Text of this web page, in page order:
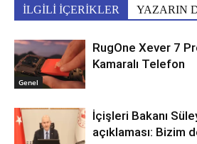
İLGİLİ İÇERİKLER YAZARIN
Genel
RugOne Xever 7
Kamaralı Telefon
İçişleri Bakanı
açıklaması: Bizim